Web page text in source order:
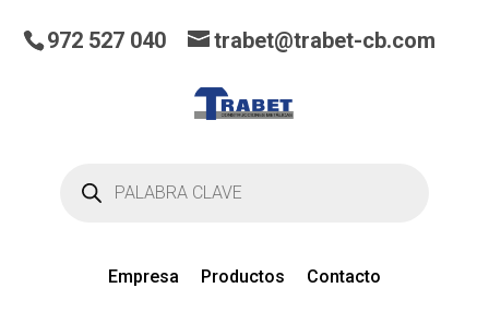
productos
Empresa Productos Contacto
972 527 040 trabet@trabet-cb.com